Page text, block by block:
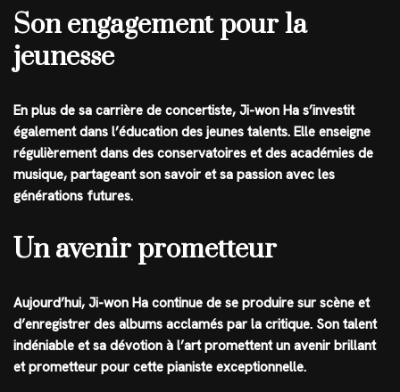
Son engagement pour la
jeunesse
En plus de sa carrière de concertiste, Ji-won Ha s’investit
également dans l’éducation des jeunes talents. Elle enseigne
régulièrement dans des conservatoires et des académies de
musique, partageant son savoir et sa passion avec les
générations futures.
Un avenir prometteur
Aujourd’hui, Ji-won Ha continue de se produire sur scène et
d’enregistrer des albums acclamés par la critique. Son talent
indéniable et sa dévotion à l’art promettent un avenir brillant
et prometteur pour cette pianiste exceptionnelle.